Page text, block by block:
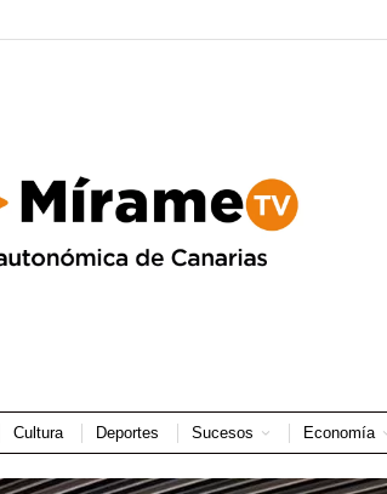
Cultura Deportes Sucesos Economía